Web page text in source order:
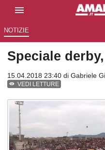
NOTIZIE
Speciale
15.04.2018 23:40 di Gabriele
VEDI LETTURE